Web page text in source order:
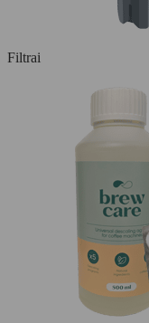
Filtrai